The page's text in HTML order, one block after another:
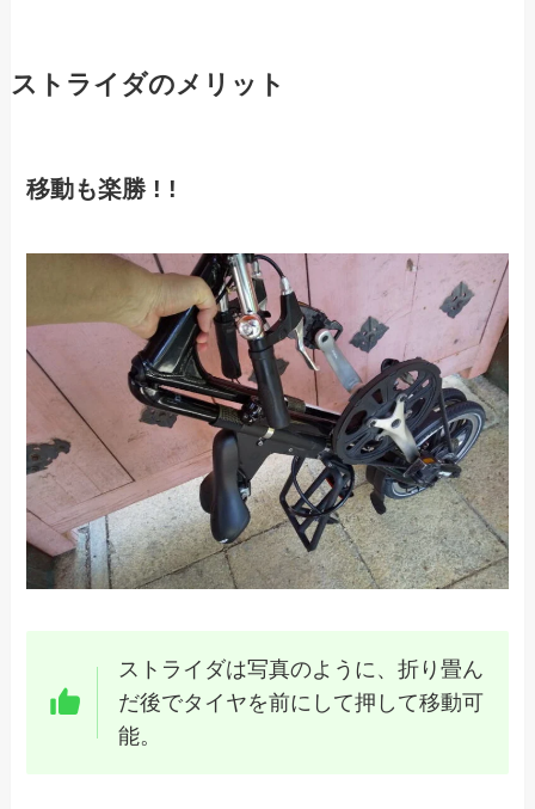
ストライダのメリット
移動も楽勝 ! !
ストライダは写真のように、折り畳ん
だ後でタイヤを前にして押して移動可
能。